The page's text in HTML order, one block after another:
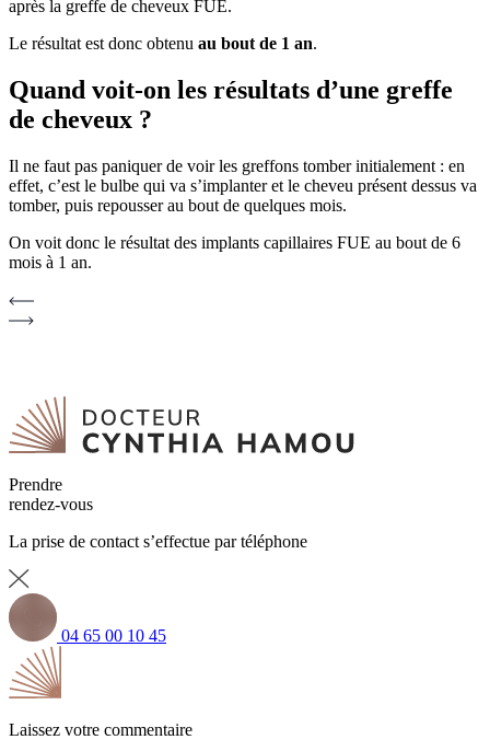
après la greffe de cheveux FUE.
Le résultat est donc obtenu au bout de 1 an.
Quand voit-on les résultats d’une greffe
de cheveux ?
Il ne faut pas paniquer de voir les greffons tomber initialement : en
effet, c’est le bulbe qui va s’implanter et le cheveu présent dessus va
tomber, puis repousser au bout de quelques mois.
On voit donc le résultat des implants capillaires FUE au bout de 6
mois à 1 an.
Prendre
rendez-vous
La prise de contact s’effectue par téléphone
04 65 00 10 45
Laissez votre commentaire